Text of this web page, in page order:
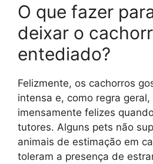
O que fazer
deixar o
entediado?
Felizmente, os cachorros
intensa e, como regra
imensamente felizes
tutores. Alguns pets não
animais de estimação em
toleram a presença de